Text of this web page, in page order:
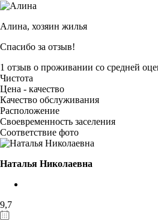
Алина, хозяин жилья
Спасибо за отзыв!
1 отзыв о проживании со средней
Чистота
Цена - качество
Качество обслуживания
Расположение
Своевременность заселения
Соответствие фото
Наталья Николаевна
9,7